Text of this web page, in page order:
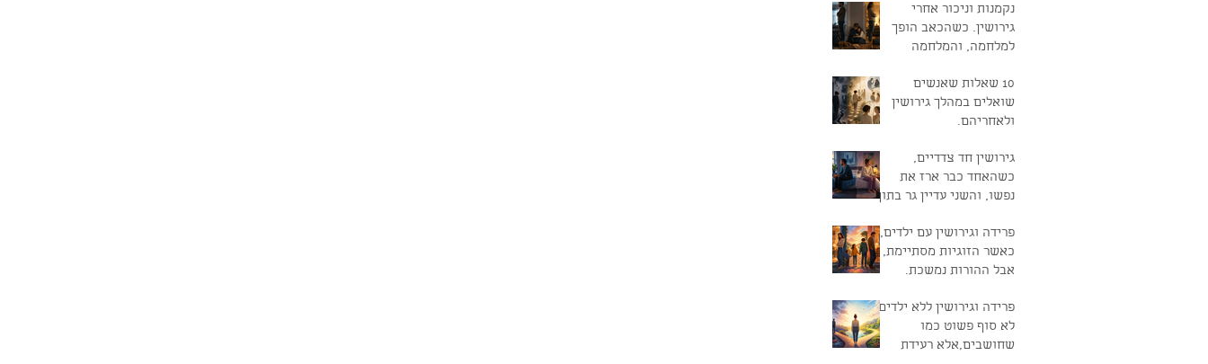
נקמנות וניכור אחרי
גירושין. כשהכאב הופך
למלחמה, והמלחמה
הקשר בחיים
10 שאלות שאנשים
שואלים במהלך גירושין
ולאחריהם.
גירושין חד צדדיים,
כשהאחד כבר ארז את
נפשו, והשני עדיין גר בתוך
פרידה וגירושין עם ילדים,
כאשר הזוגיות מסתיימת,
אבל ההורות נמשכת.
פרידה וגירושין ללא ילדים,
לא סוף פשוט כמו
שחושבים,אלא רעידת